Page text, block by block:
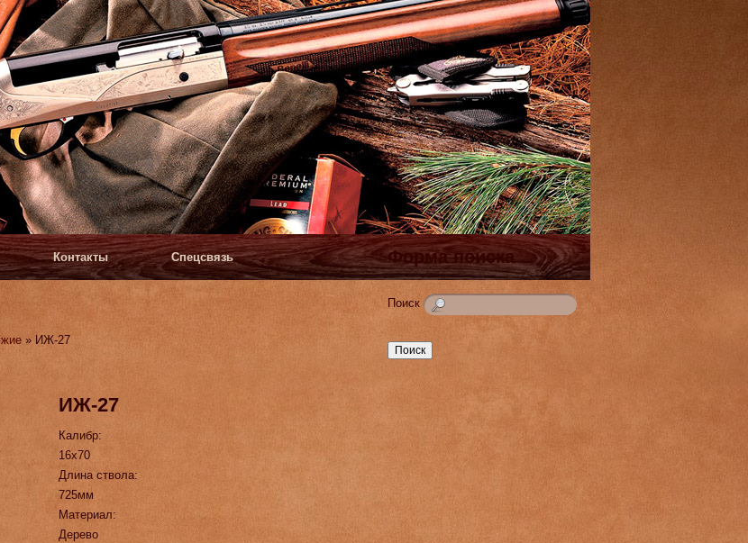
Форма поиска
Поиск
Контакты Спецсвязь
» ИЖ-27
ИЖ-27
Калибр:
16х70
Длина ствола:
725мм
Материал:
Дерево